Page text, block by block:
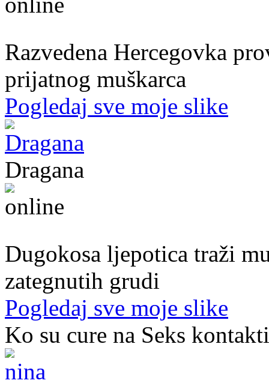
Razvedena Hercegovka
prijatnog muškarca
Pogledaj sve moje slike
Dragana
Dugokosa ljepotica traži
zategnutih grudi
Pogledaj sve moje slike
Ko su cure na Seks